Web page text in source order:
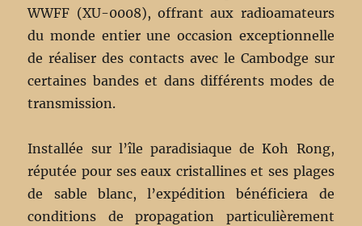
WWFF (XU-0008), offrant aux radioamateurs
du monde entier une occasion exceptionnelle
de réaliser des contacts avec le Cambodge sur
certaines bandes et dans différents modes de
transmission.
Installée sur l’île paradisiaque de Koh Rong,
réputée pour ses eaux cristallines et ses plages
de sable blanc, l’expédition bénéficiera de
conditions de propagation particulièrement